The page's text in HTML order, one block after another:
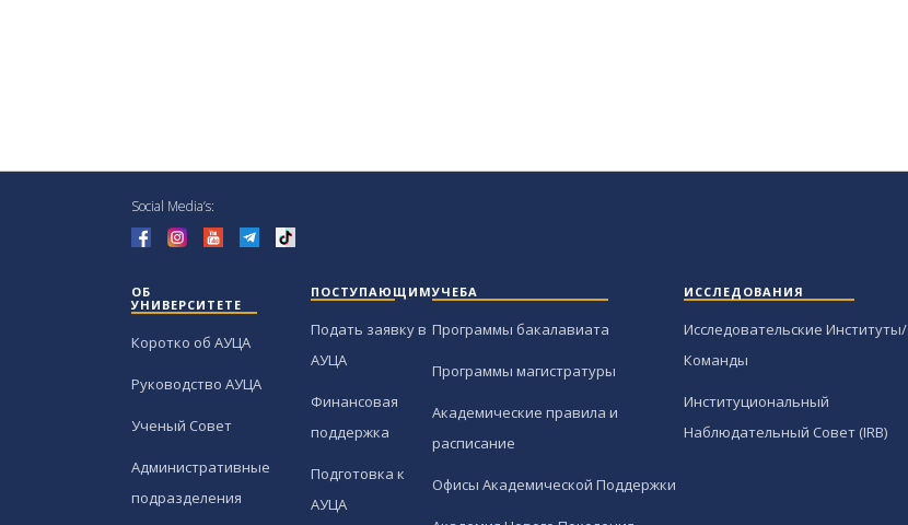
Social Media’s:
ОБ
УНИВЕРСИТЕТЕ
Коротко об АУЦА
Руководство АУЦА
Ученый Совет
Административные
подразделения
ПОСТУПАЮЩИМ
Подать заявку в
АУЦА
Финансовая
поддержка
Подготовка к
АУЦА
УЧЕБА
Программы бакалавиата
Программы магистратуры
Академические правила и
расписание
Офисы Академической Поддержки
ИССЛЕДОВАНИЯ
Исследовательские Институты/
Команды
Институциональный
Наблюдательный Совет (IRB)